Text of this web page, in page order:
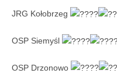
JRG Kołobrzeg
OSP Siemyśl
OSP Drzonowo